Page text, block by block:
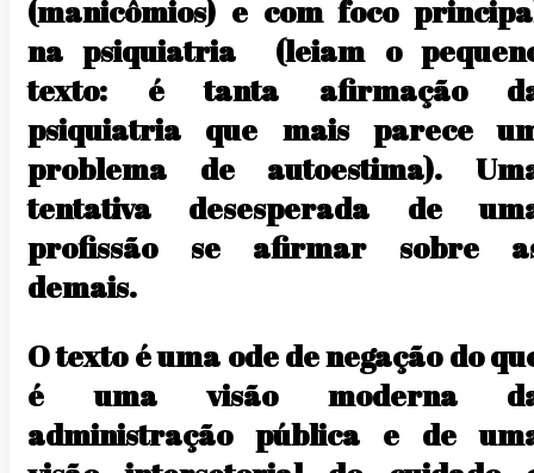
(manicômios) e com foco
na psiquiatria (leiam o
texto: é tanta afirmação
psiquiatria que mais parece
problema de autoestima).
tentativa desesperada de
profissão se afirmar sobre
demais.
O texto é uma ode de negação do
é uma visão moderna
administração pública e de